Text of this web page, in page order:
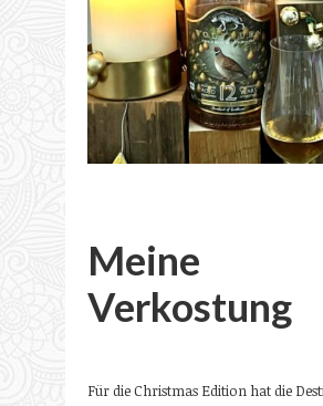
Meine
Verkostung
Für die Christmas Edition hat die